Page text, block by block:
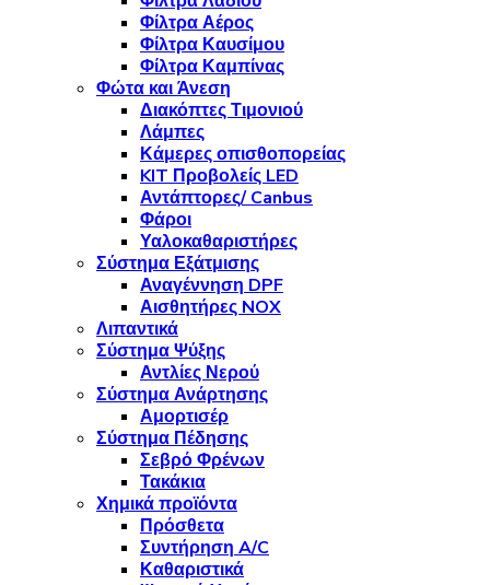
Φίλτρα Αέρος
Φίλτρα Καυσίμου
Φίλτρα Καμπίνας
Φώτα και Άνεση
Διακόπτες Τιμονιού
Λάμπες
Κάμερες οπισθοπορείας
KIT Προβολείς LED
Αντάπτορες/ Canbus
Φάροι
Υαλοκαθαριστήρες
Σύστημα Εξάτμισης
Αναγέννηση DPF
Αισθητήρες NOX
Λιπαντικά
Σύστημα Ψύξης
Αντλίες Νερού
Σύστημα Ανάρτησης
Αμορτισέρ
Σύστημα Πέδησης
Σεβρό Φρένων
Τακάκια
Χημικά προϊόντα
Πρόσθετα
Συντήρηση A/C
Καθαριστικά